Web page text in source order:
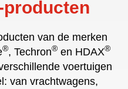
producten
van de merken
®, Techron® en HDAX®
voertuigen
van vrachtwagens,